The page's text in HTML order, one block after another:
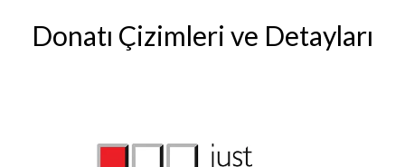
Donatı Çizimleri ve Detayları